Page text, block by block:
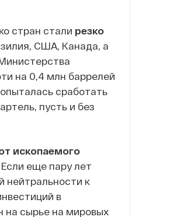
стран стали резко
США, Канада, а
на 0,4 млн баррелей
сработать
пусть и без
ископаемого
еще пару лет
нейтральности к
в
на сырье на мировых